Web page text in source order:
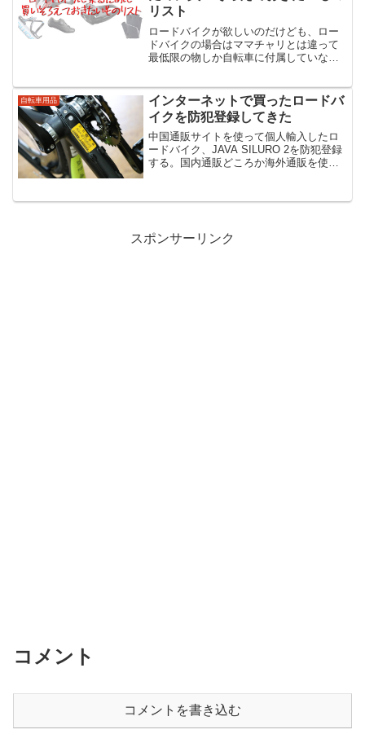
リスト
ロードバイクが欲しいのだけども、ロー
ドバイクの場合はママチャリとは違って
最低限の物しか自転車に付属していない
必要なヘッドライトなどはもちろん、行
動範囲を広げるための輪行...
自転車用品
インターネットで買ったロードバ
イクを防犯登録してきた
中国通販サイトを使って個人輸入したロ
ードバイク、JAVA SILURO 2を防犯登録
する。国内通販どころか海外通販を使っ
た。防犯登録は法律で義務付けられてい
スポンサーリンク
コメント
コメントを書き込む